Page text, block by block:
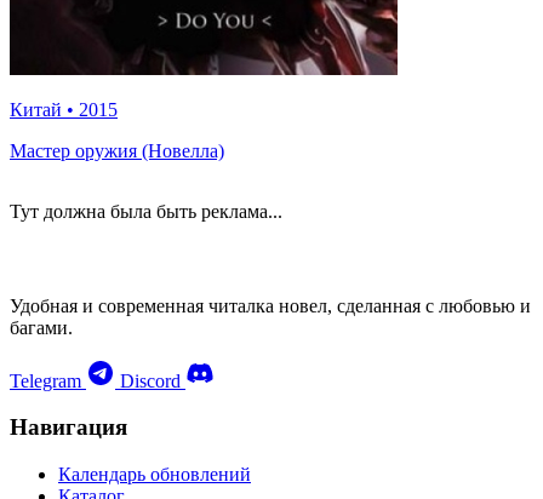
Китай • 2015
Мастер оружия (Новелла)
Тут должна была быть реклама...
Удобная и современная читалка новел, сделанная с любовью и
багами.
Telegram Discord
Навигация
Календарь обновлений